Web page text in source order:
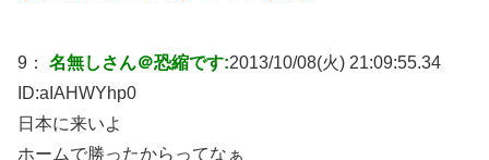
9： 名無しさん＠恐縮です:2013/10/08(火) 21:09:55.34
ID:aIAHWYhp0
日本に来いよ
ホームで勝ったからってなぁ